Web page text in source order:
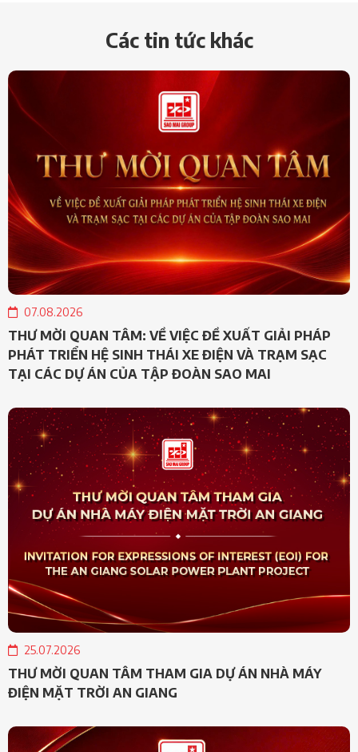
Các tin tức khác
07.08.2026
THƯ MỜI QUAN TÂM: VỀ VIỆC ĐỀ XUẤT GIẢI PHÁP
PHÁT TRIỂN HỆ SINH THÁI XE ĐIỆN VÀ TRẠM SẠC
TẠI CÁC DỰ ÁN CỦA TẬP ĐOÀN SAO MAI
25.07.2026
THƯ MỜI QUAN TÂM THAM GIA DỰ ÁN NHÀ MÁY
ĐIỆN MẶT TRỜI AN GIANG